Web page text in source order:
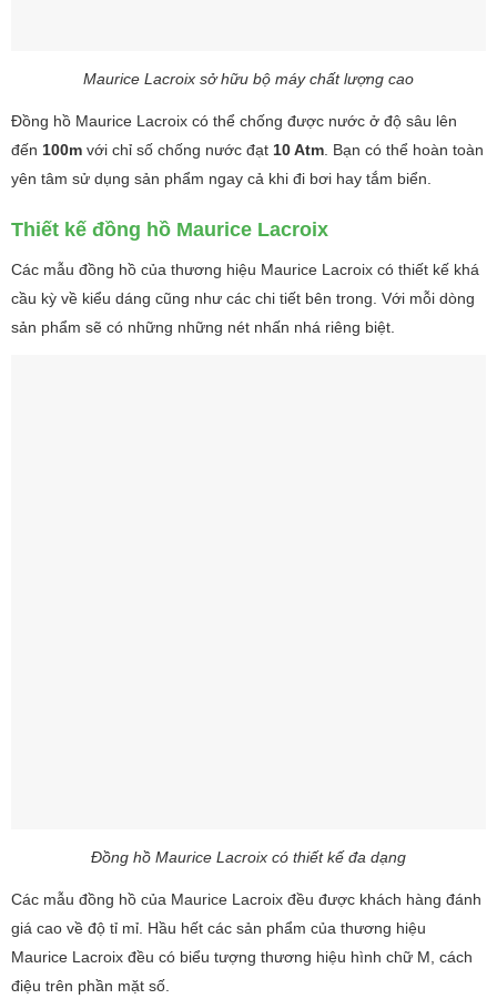
Maurice Lacroix sở hữu bộ máy chất lượng cao
Đồng hồ Maurice Lacroix có thể chống được nước ở độ sâu lên
đến 100m với chỉ số chống nước đạt 10 Atm . Bạn có thể hoàn toàn
yên tâm sử dụng sản phẩm ngay cả khi đi bơi hay tắm biển.
Thiết kế đồng hồ Maurice Lacroix
Các mẫu đồng hồ của thương hiệu Maurice Lacroix có thiết kế khá
cầu kỳ về kiểu dáng cũng như các chi tiết bên trong. Với mỗi dòng
sản phẩm sẽ có những những nét nhấn nhá riêng biệt.
Đồng hồ Maurice Lacroix có thiết kế đa dạng
Các mẫu đồng hồ của Maurice Lacroix đều được khách hàng đánh
giá cao về độ tỉ mỉ. Hầu hết các sản phẩm của thương hiệu
Maurice Lacroix đều có biểu tượng thương hiệu hình chữ M, cách
điệu trên phần mặt số.